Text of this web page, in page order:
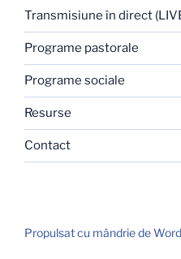
Transmisiune în direct
Programe pastorale
Programe sociale
Resurse
Contact
Propulsat cu mândrie de